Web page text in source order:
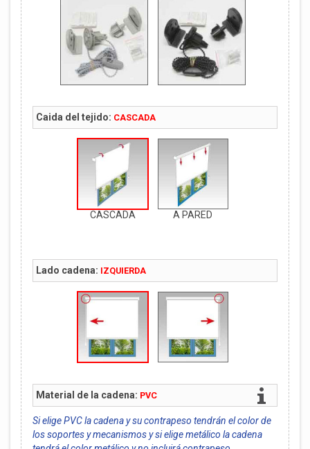
Caida del tejido: CASCADA
CASCADA A PARED
Lado cadena: IZQUIERDA
Material de la cadena: PVC
Si elige PVC la cadena y su contrapeso tendrán el color de
los soportes y mecanismos y si elige metálico la cadena